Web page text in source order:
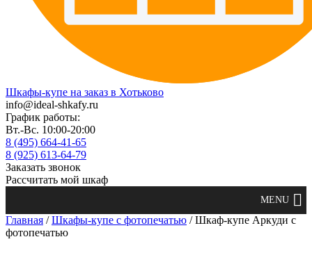
Шкафы-купе на заказ в Хотьково
info@ideal-shkafy.ru
График работы:
Вт.-Вс. 10:00-20:00
8 (495) 664-41-65
8 (925) 613-64-79
Заказать звонок
Рассчитать мой шкаф
Главная /Шкафы-купе с фотопечатью / Шкаф-купе Аркуди с
фотопечатью